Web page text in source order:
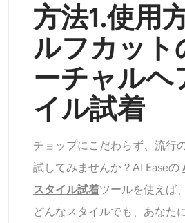
方法1.使用
ルフカット
ーチャルヘ
イル試着
チョップにこだわらず、流行
試してみませんか？AI Easeの
スタイル試着ツールを使えば
どんなスタイルでも、あなた